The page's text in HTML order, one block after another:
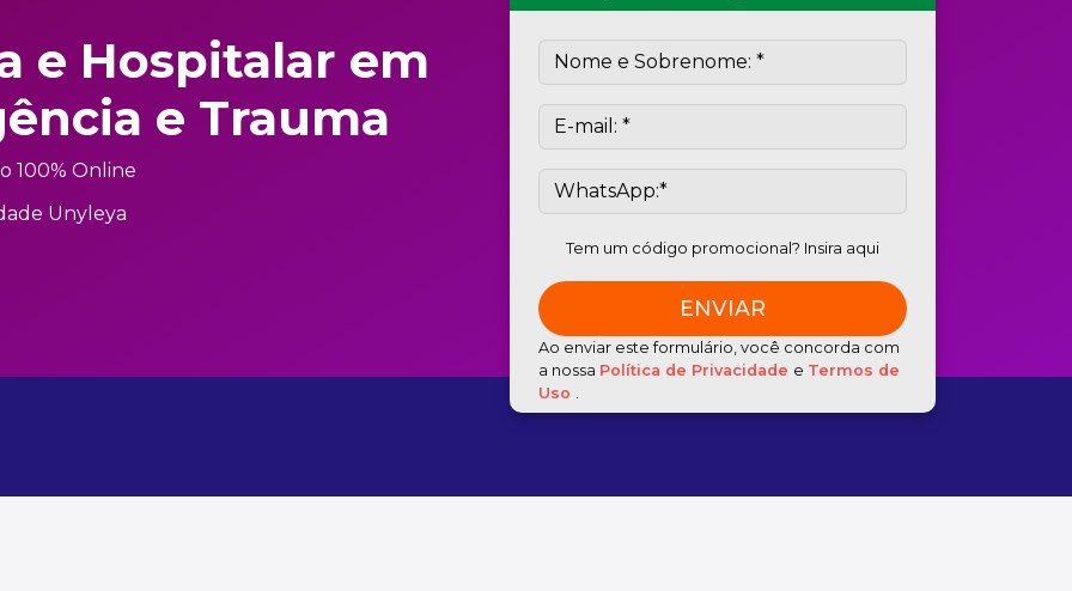
e Hospitalar em
e Trauma
100% Online
Unyleya
Tem um código promocional? Insira aqui
Ao enviar este formulário, você concorda com
a nossa Política de Privacidade e Termos de
Uso